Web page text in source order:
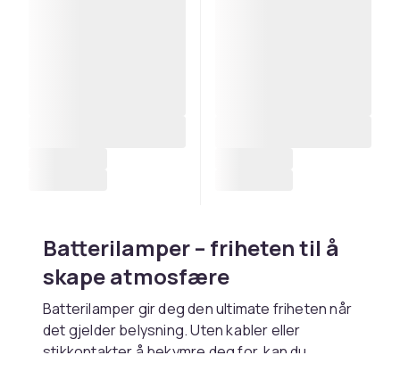
Batterilamper – friheten til å
skape atmosfære
Batterilamper gir deg den ultimate friheten når
det gjelder belysning. Uten kabler eller
stikkontakter å bekymre deg for, kan du